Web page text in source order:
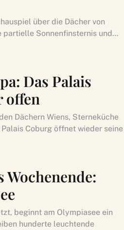
über die Dächer von
partielle Sonnenfinsternis und…
Das Palais
offen
Dächern Wiens, Sterneküche
Coburg öffnet wieder seine
beginnt am Olympiasee ein
hunderte leuchtende